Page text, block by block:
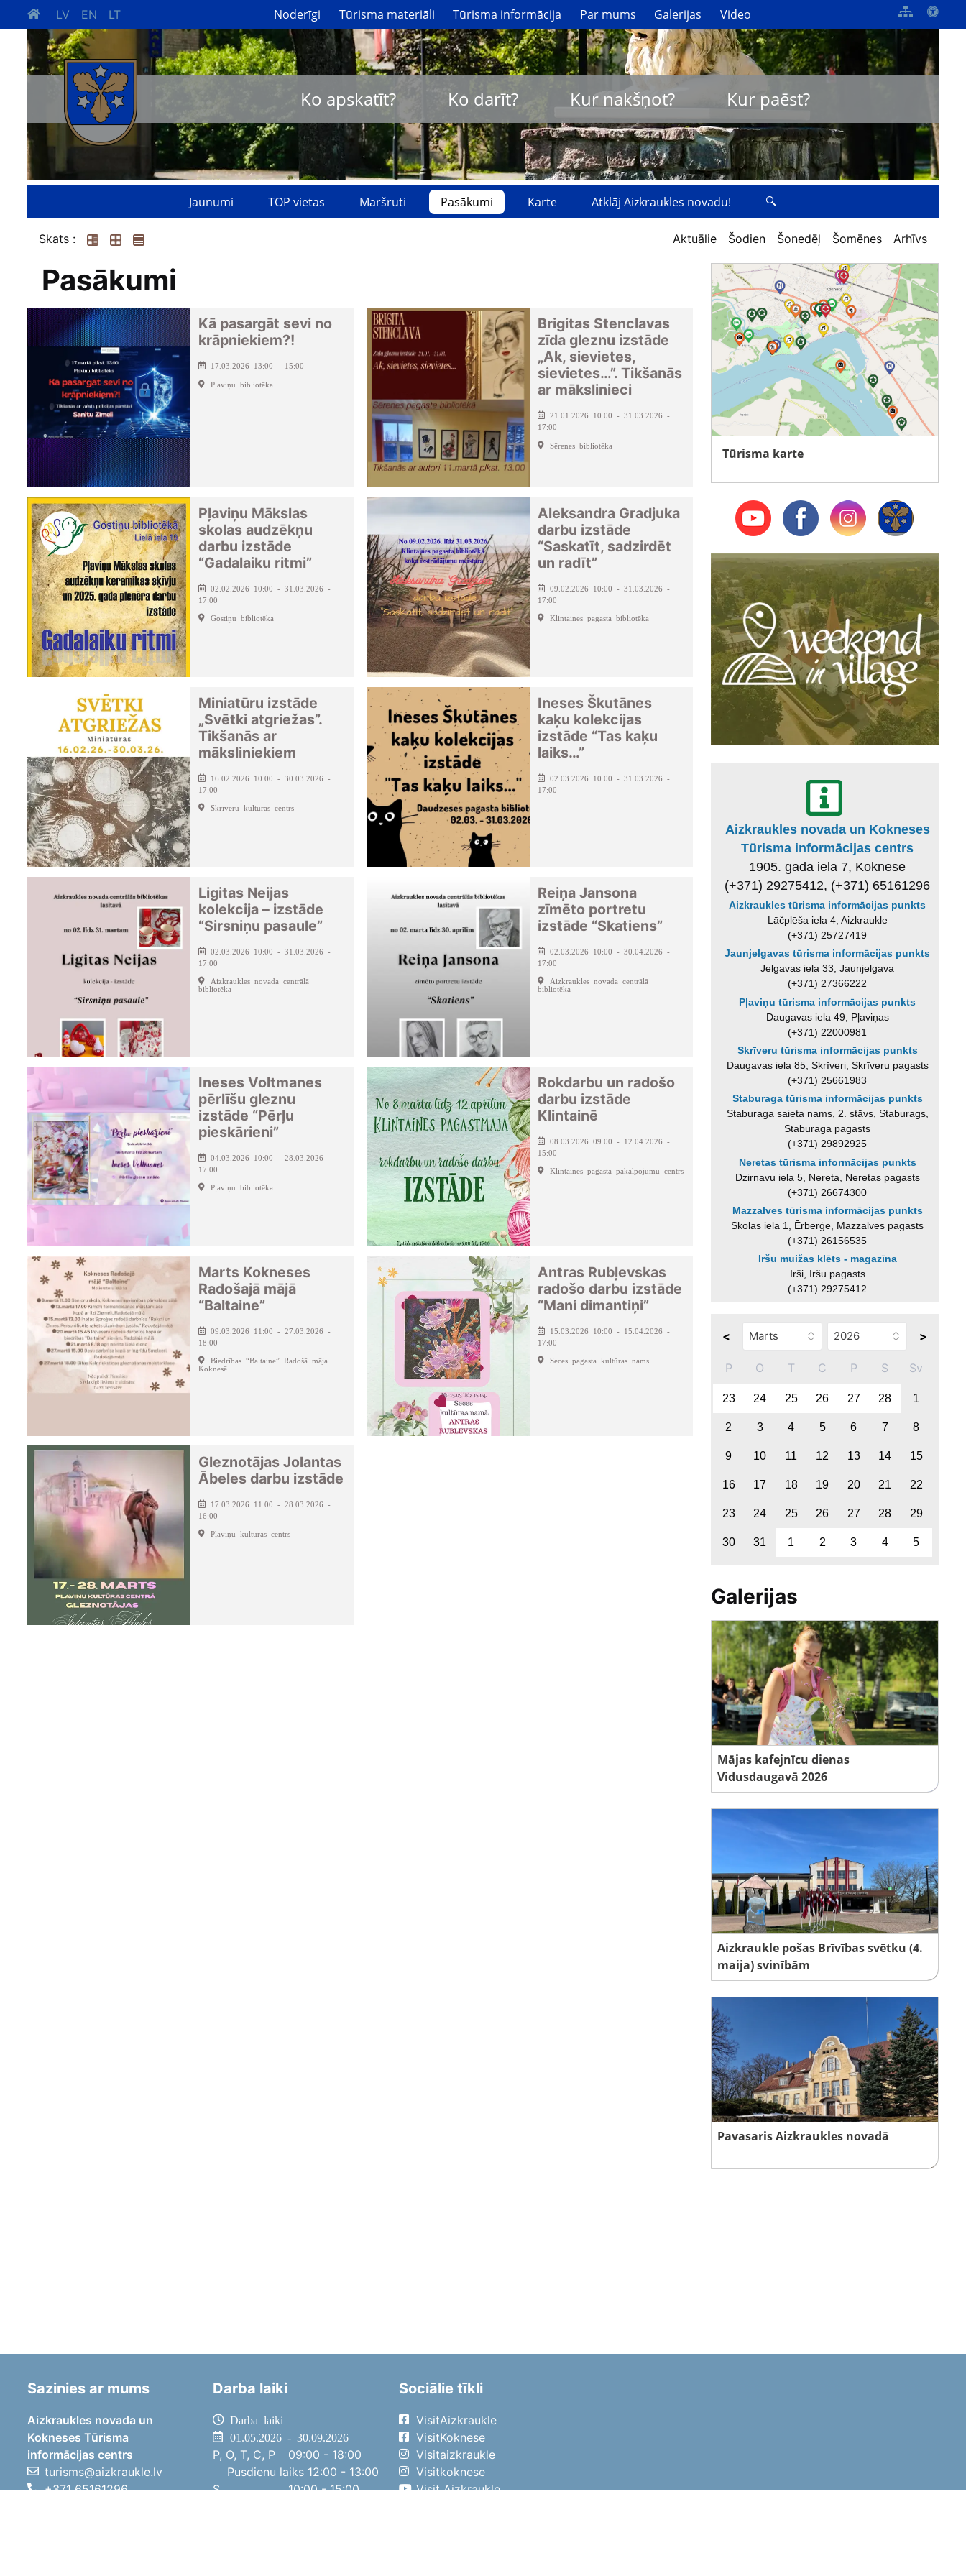
LV EN LT Noderīgi Tūrisma materiāli Tūrisma informācija Par mums Galerijas Video
Ko apskatīt? Ko darīt? Kur nakšņot? Kur paēst?
Jaunumi TOP vietas Maršruti Pasākumi Karte Atklāj Aizkraukles novadu!
Skats : Aktuālie Šodien Šonedēļ Šomēnes Arhīvs
Pasākumi
Kā pasargāt sevi no
krāpniekiem?!
17.03.2026 13:00 - 15:00
Pļaviņu bibliotēka
Brigitas Stenclavas
zīda gleznu izstāde
„Ak, sievietes,
sievietes…”. Tikšanās
ar mākslinieci
21.01.2026 10:00 - 31.03.2026 -
17:00
Sērenes bibliotēka
Pļaviņu Mākslas
skolas audzēkņu
darbu izstāde
“Gadalaiku ritmi”
02.02.2026 10:00 - 31.03.2026 -
17:00
Gostiņu bibliotēka
Aleksandra Gradjuka
darbu izstāde
“Saskatīt, sadzirdēt
un radīt”
09.02.2026 10:00 - 31.03.2026 -
17:00
Klintaines pagasta bibliotēka
Miniatūru izstāde
„Svētki atgriežas”.
Tikšanās ar
māksliniekiem
16.02.2026 10:00 - 30.03.2026 -
17:00
Skrīveru kultūras centrs
Ineses Škutānes
kaķu kolekcijas
izstāde “Tas kaķu
laiks…”
02.03.2026 10:00 - 31.03.2026 -
17:00
Ligitas Neijas
kolekcija – izstāde
“Sirsniņu pasaule”
02.03.2026 10:00 - 31.03.2026 -
17:00
Aizkraukles novada centrālā
bibliotēka
Reiņa Jansona
zīmēto portretu
izstāde “Skatiens”
02.03.2026 10:00 - 30.04.2026 -
17:00
Aizkraukles novada centrālā
bibliotēka
Ineses Voltmanes
pērlīšu gleznu
izstāde “Pērļu
pieskārieni”
04.03.2026 10:00 - 28.03.2026 -
17:00
Pļaviņu bibliotēka
Rokdarbu un radošo
darbu izstāde
Klintainē
08.03.2026 09:00 - 12.04.2026 -
15:00
Klintaines pagasta pakalpojumu centrs
Marts Kokneses
Radošajā mājā
“Baltaine”
09.03.2026 11:00 - 27.03.2026 -
18:00
Biedrības “Baltaine” Radošā māja
Koknesē
Antras Rubļevskas
radošo darbu izstāde
“Mani dimantiņi”
15.03.2026 10:00 - 15.04.2026 -
17:00
Seces pagasta kultūras nams
Gleznotājas Jolantas
Ābeles darbu izstāde
17.03.2026 11:00 - 28.03.2026 -
16:00
Pļaviņu kultūras centrs
Tūrisma karte
Aizkraukles novada un Kokneses
Tūrisma informācijas centrs
1905. gada iela 7, Koknese
(+371) 29275412, (+371) 65161296
Aizkraukles tūrisma informācijas punkts
Lāčplēša iela 4, Aizkraukle
(+371) 25727419
Jaunjelgavas tūrisma informācijas punkts
Jelgavas iela 33, Jaunjelgava
(+371) 27366222
Pļaviņu tūrisma informācijas punkts
Daugavas iela 49, Pļaviņas
(+371) 22000981
Skrīveru tūrisma informācijas punkts
Daugavas iela 85, Skrīveri, Skrīveru pagasts
(+371) 25661983
Staburaga tūrisma informācijas punkts
Staburaga saieta nams, 2. stāvs, Staburags,
Staburaga pagasts
(+371) 29892925
Neretas tūrisma informācijas punkts
Dzirnavu iela 5, Nereta, Neretas pagasts
(+371) 26674300
Mazzalves tūrisma informācijas punkts
Skolas iela 1, Ērberģe, Mazzalves pagasts
(+371) 26156535
Iršu muižas klēts - magazīna
Irši, Iršu pagasts
(+371) 29275412
< >
P O T C P S Sv
23 24 25 26 27 28 1
2 3 4 5 6 7 8
9 10 11 12 13 14 15
16 17 18 19 20 21 22
23 24 25 26 27 28 29
30 31 1 2 3 4 5
Galerijas
Mājas kafejnīcu dienas
Vidusdaugavā 2026
Aizkraukle pošas Brīvības svētku (4.
maija) svinībām
Pavasaris Aizkraukles novadā
Sazinies ar mums
Aizkraukles novada un
Kokneses Tūrisma
informācijas centrs
turisms@aizkraukle.lv
+371 65161296
Darba laiki
Darba laiki
01.05.2026 - 30.09.2026
P, O, T, C, P
09:00 - 18:00
Pusdienu laiks 12:00 - 13:00
S
10:00 - 15:00
Sociālie tīkli
VisitAizkraukle
VisitKoknese
Visitaizkraukle
Visitkoknese
Visit Aizkraukle